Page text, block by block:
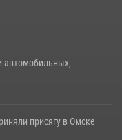
автомобильных,
присягу в Омске